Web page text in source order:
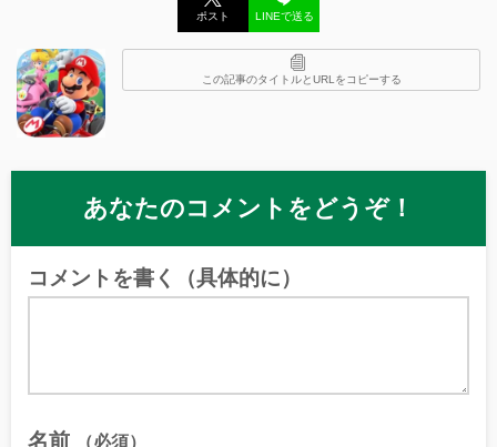
ポスト LINEで送る
この記事のタイトルとURLをコピーする
あなたのコメントをどうぞ！
コメントを書く（具体的に）
名前 （必須）